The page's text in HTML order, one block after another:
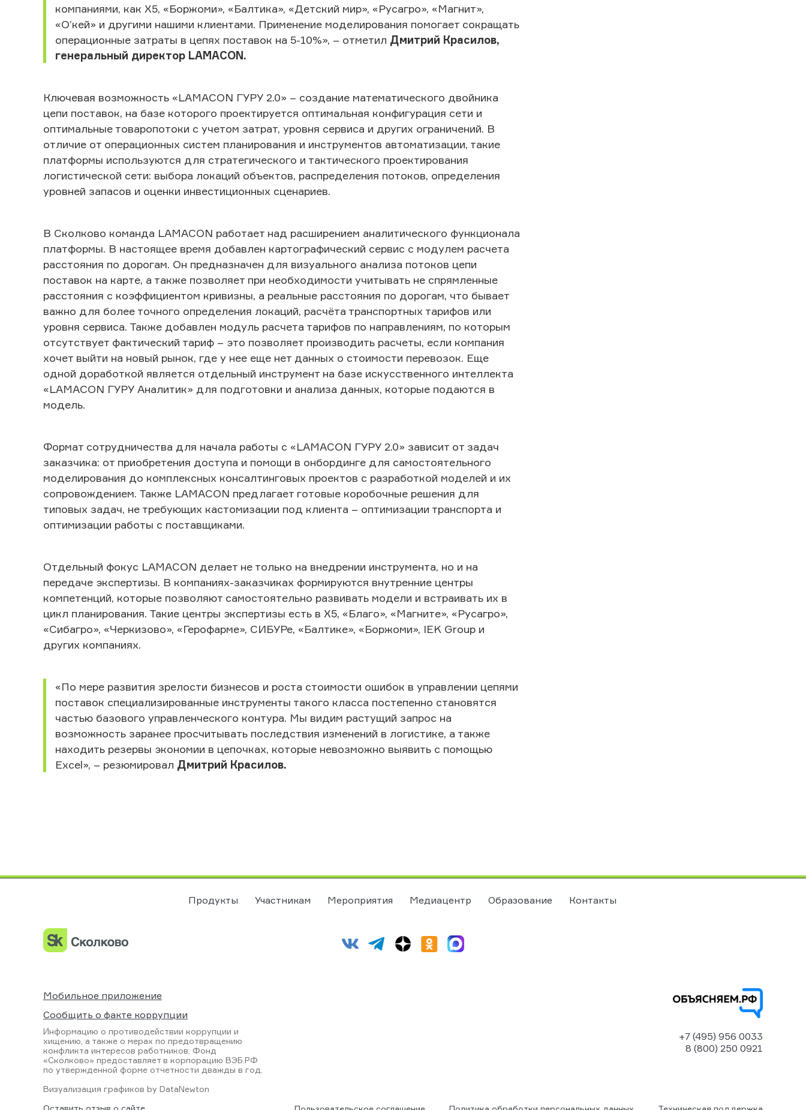
компаниями, как X5, «Боржоми», «Балтика», «Детский мир», «Русагро», «Магнит»,
«О’кей» и другими нашими клиентами. Применение моделирования помогает сокращать
операционные затраты в цепях поставок на 5-10%», – отметил Дмитрий Красилов,
генеральный директор LAMACON.
Ключевая возможность «LAMACON ГУРУ 2.0» – создание математического двойника
цепи поставок, на базе которого проектируется оптимальная конфигурация сети и
оптимальные товаропотоки с учетом затрат, уровня сервиса и других ограничений. В
отличие от операционных систем планирования и инструментов автоматизации, такие
платформы используются для стратегического и тактического проектирования
логистической сети: выбора локаций объектов, распределения потоков, определения
уровней запасов и оценки инвестиционных сценариев.
В Сколково команда LAMACON работает над расширением аналитического функционала
платформы. В настоящее время добавлен картографический сервис с модулем расчета
расстояния по дорогам. Он предназначен для визуального анализа потоков цепи
поставок на карте, а также позволяет при необходимости учитывать не спрямленные
расстояния с коэффициентом кривизны, а реальные расстояния по дорогам, что бывает
важно для более точного определения локаций, расчёта транспортных тарифов или
уровня сервиса. Также добавлен модуль расчета тарифов по направлениям, по которым
отсутствует фактический тариф – это позволяет производить расчеты, если компания
хочет выйти на новый рынок, где у нее еще нет данных о стоимости перевозок. Еще
одной доработкой является отдельный инструмент на базе искусственного интеллекта
«LAMACON ГУРУ Аналитик» для подготовки и анализа данных, которые подаются в
модель.
Формат сотрудничества для начала работы с «LAMACON ГУРУ 2.0» зависит от задач
заказчика: от приобретения доступа и помощи в онбординге для самостоятельного
моделирования до комплексных консалтинговых проектов с разработкой моделей и их
сопровождением. Также LAMACON предлагает готовые коробочные решения для
типовых задач, не требующих кастомизации под клиента – оптимизации транспорта и
оптимизации работы с поставщиками.
Отдельный фокус LAMACON делает не только на внедрении инструмента, но и на
передаче экспертизы. В компаниях-заказчиках формируются внутренние центры
компетенций, которые позволяют самостоятельно развивать модели и встраивать их в
цикл планирования. Такие центры экспертизы есть в X5, «Благо», «Магните», «Русагро»,
«Сибагро», «Черкизово», «Герофарме», СИБУРе, «Балтике», «Боржоми», IEK Group и
других компаниях.
«По мере развития зрелости бизнесов и роста стоимости ошибок в управлении цепями
поставок специализированные инструменты такого класса постепенно становятся
частью базового управленческого контура. Мы видим растущий запрос на
возможность заранее просчитывать последствия изменений в логистике, а также
находить резервы экономии в цепочках, которые невозможно выявить с помощью
Excel», – резюмировал Дмитрий Красилов.
Продукты Участникам Мероприятия Медиацентр Образование Контакты
Мобильное приложение
Сообщить о факте коррупции
Информацию о противодействии коррупции и
хищению, а также о мерах по предотвращению
конфликта интересов работников, Фонд
«Сколково» предоставляет в корпорацию ВЭБ.РФ
по утвержденной форме отчетности дважды в год.
Визуализация графиков by DataNewton
+7 (495) 956 0033
8 (800) 250 0921
Оставить отзыв о сайте